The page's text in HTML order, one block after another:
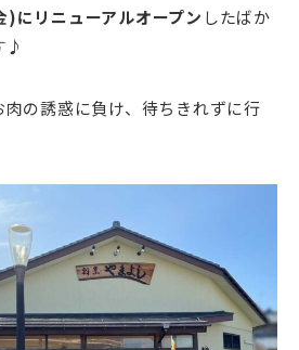
にリニューアルオープン したばか
♪
の誘惑に負け、待ちきれずに行